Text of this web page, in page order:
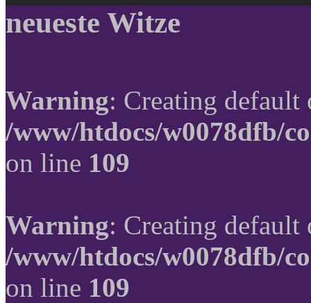
neueste Witze
Warning: Creating
/www/htdocs/w0078dfb/
on line 109
Warning: Creating
/www/htdocs/w0078dfb/
on line 109